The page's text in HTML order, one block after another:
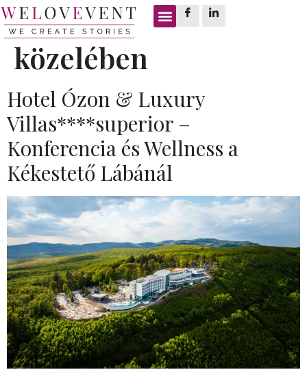
Címke:opera
közelében
Hotel Ózon & Luxury
Villas****superior –
Konferencia és Wellness a
Kékestető Lábánál